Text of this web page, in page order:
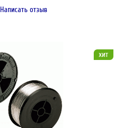
Написать отзыв
хит